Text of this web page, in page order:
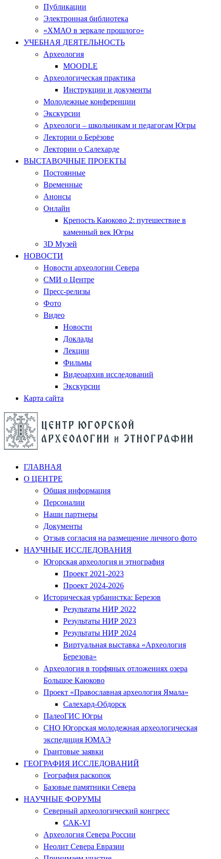
Публикации
Электронная библиотека
«ХМАО в зеркале прошлого»
УЧЕБНАЯ ДЕЯТЕЛЬНОСТЬ
Археология
MOODLE
Археологическая практика
Инструкции и документы
Молодежные конференции
Экскурсии
Археологи – школьникам и педагогам Югры
Лектории о Берёзове
Лектории о Салехарде
ВЫСТАВОЧНЫЕ ПРОЕКТЫ
Постоянные
Временные
Анонсы
Онлайн
Крепость Каюково 2: путешествие в
каменный век Югры
3D Музей
НОВОСТИ
Новости археологии Севера
СМИ о Центре
Пресс-релизы
Фото
Видео
Новости
Доклады
Лекции
Фильмы
Видеоархив исследований
Экскурсии
Карта сайта
ГЛАВНАЯ
О ЦЕНТРЕ
Общая информация
Персоналии
Наши партнеры
Документы
Отзыв согласия на размещение личного фото
НАУЧНЫЕ ИССЛЕДОВАНИЯ
Югорская археология и этнография
Проект 2021-2023
Проект 2024-2026
Историческая урбанистка: Березов
Результаты НИР 2022
Результаты НИР 2023
Результаты НИР 2024
Виртуальная выставка «Археология
Березова»
Археология в торфяных отложениях озера
Большое Каюково
Проект «Православная археология Ямала»
Салехард-Обдорск
ПалеоГИС Югры
СНО Югорская молодежная археологическая
экспедиция ЮМАЭ
Грантовые заявки
ГЕОГРАФИЯ ИССЛЕДОВАНИЙ
География раскопок
Базовые памятники Севера
НАУЧНЫЕ ФОРУМЫ
Северный археологический конгресс
САК-VI
Археология Севера России
Неолит Севера Евразии